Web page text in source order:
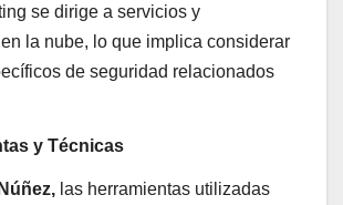
se dirige a servicios y
la nube, lo que implica considerar
de seguridad relacionados
y Técnicas
las herramientas utilizadas